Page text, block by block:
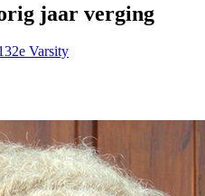
jaar verging
Varsity